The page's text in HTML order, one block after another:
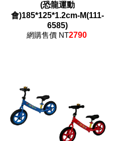
(恐龍運動
會)185*125*1.2cm-M(111-
6585)
網購售價 NT2790